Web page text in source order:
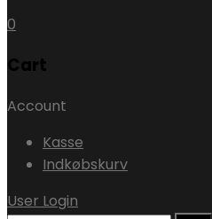
0
Cart
Account
Kasse
Indkøbskurv
User Login